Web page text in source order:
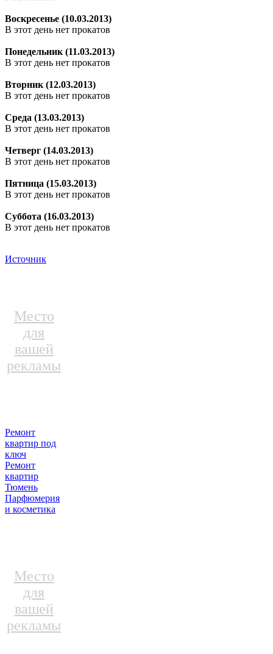
Воскресенье (10.03.2013)
В этот день нет прокатов
Понедельник (11.03.2013)
В этот день нет прокатов
Вторник (12.03.2013)
В этот день нет прокатов
Среда (13.03.2013)
В этот день нет прокатов
Четверг (14.03.2013)
В этот день нет прокатов
Пятница (15.03.2013)
В этот день нет прокатов
Суббота (16.03.2013)
В этот день нет прокатов
Источник
Место
для
вашей
рекламы
Ремонт
квартир под
ключ
Ремонт
квартир
Тюмень
Парфюмерия
и косметика
Место
для
вашей
рекламы